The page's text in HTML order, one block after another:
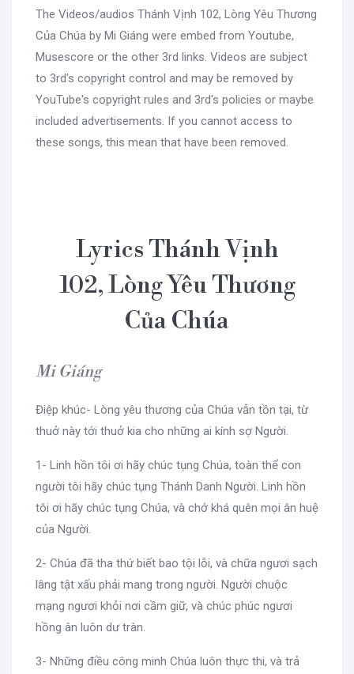
The Videos/audios Thánh Vịnh 102, Lòng Yêu Thương
Của Chúa by Mi Giáng were embed from Youtube,
Musescore or the other 3rd links. Videos are subject
to 3rd's copyright control and may be removed by
YouTube's copyright rules and 3rd's policies or maybe
included advertisements. If you cannot access to
these songs, this mean that have been removed.
Lyrics Thánh Vịnh
102, Lòng Yêu Thương
Của Chúa
Mi Giáng
Điệp khúc- Lòng yêu thương của Chúa vẫn tồn tại, từ
thuở này tới thuở kia cho những ai kính sợ Người.
1- Linh hồn tôi ơi hãy chúc tụng Chúa, toàn thể con
người tôi hãy chúc tụng Thánh Danh Người. Linh hồn
tôi ơi hãy chúc tụng Chúa, và chớ khá quên mọi ân huệ
của Người.
2- Chúa đã tha thứ biết bao tội lỗi, và chữa ngươi sạch
lâng tật xấu phải mang trong người. Người chuộc
mạng ngươi khỏi nơi cầm giữ, và chúc phúc ngươi
hồng ân luôn dư tràn.
3- Những điều công minh Chúa luôn thực thi, và trả